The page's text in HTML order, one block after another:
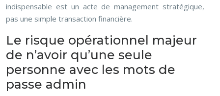
indispensable est un acte de management stratégique,
pas une simple transaction financière.
Le risque opérationnel majeur
de n’avoir qu’une seule
personne avec les mots de
passe admin